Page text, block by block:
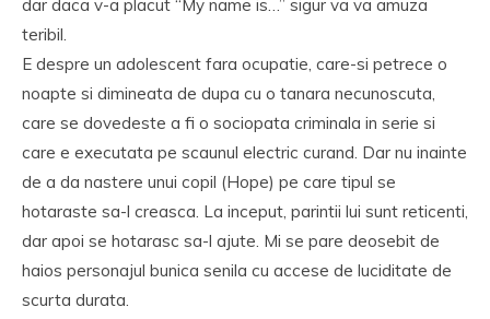
dar daca v-a placut “My name is…” sigur va va amuza
teribil.
E despre un adolescent fara ocupatie, care-si petrece o
noapte si dimineata de dupa cu o tanara necunoscuta,
care se dovedeste a fi o sociopata criminala in serie si
care e executata pe scaunul electric curand. Dar nu inainte
de a da nastere unui copil (Hope) pe care tipul se
hotaraste sa-l creasca. La inceput, parintii lui sunt reticenti,
dar apoi se hotarasc sa-l ajute. Mi se pare deosebit de
haios personajul bunica senila cu accese de luciditate de
scurta durata.